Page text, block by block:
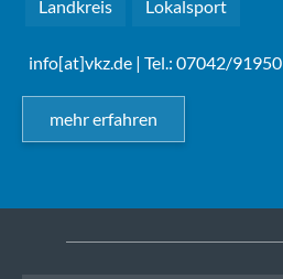
Landkreis Lokalsport
info[at]vkz.de | Tel.: 07042/91950
mehr erfahren